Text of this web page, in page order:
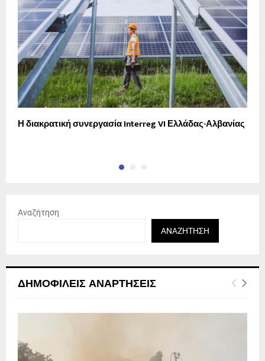
Η διακρατική συνεργασία Interreg VI Ελλάδας-Αλβανίας
Αναζήτηση
ΑΝΑΖΉΤΗΣΗ
ΔΗΜΟΦΙΛΕΊΣ ΑΝΑΡΤΉΣΕΙΣ